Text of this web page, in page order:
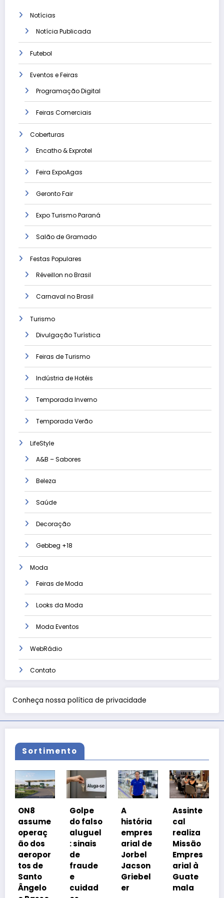
Notícias
Notícia Publicada
Futebol
Eventos e Feiras
Programação Digital
Feiras Comerciais
Coberturas
Encatho & Exprotel
Feira ExpoAgas
Geronto Fair
Expo Turismo Paraná
Salão de Gramado
Festas Populares
Réveillon no Brasil
Carnaval no Brasil
Turismo
Divulgação Turística
Feiras de Turismo
Indústria de Hotéis
Temporada Inverno
Temporada Verão
LifeStyle
A&B – Sabores
Beleza
Saúde
Decoração
Gebbeg +18
Moda
Feiras de Moda
Looks da Moda
Moda Eventos
WebRádio
Contato
Conheça nossa política de privacidade
Sortimento
do falso
aluguel
: sinais
de
fraude
cuidad
A
história
empres
arial de
Jacson
Griebel
er
Assinte
cal
realiza
Missão
Empres
arial à
Guate
a
cobra
a